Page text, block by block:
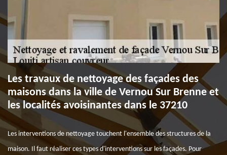
Les travaux de nettoyage des façades des
maisons dans la ville de Vernou Sur Brenne et
les localités avoisinantes dans le 37210
Les interventions de nettoyage touchent l'ensemble des structures de la
maison. Il faut réaliser ces types d'interventions sur les façades. Pour